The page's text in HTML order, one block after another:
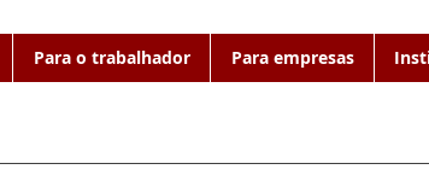
Para o trabalhador Para empresas